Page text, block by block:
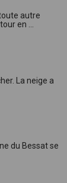
autre
en ...
La neige a
du Bessat se